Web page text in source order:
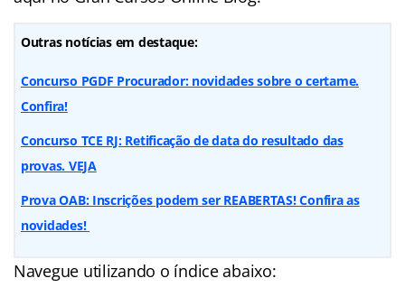
Outras notícias em destaque:
Concurso PGDF Procurador: novidades sobre o certame.
Confira!
Concurso TCE RJ: Retificação de data do resultado das
provas. VEJA
Prova OAB: Inscrições podem ser REABERTAS! Confira as
novidades!
Navegue utilizando o índice abaixo: